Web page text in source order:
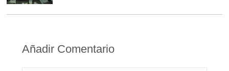
Añadir Comentario